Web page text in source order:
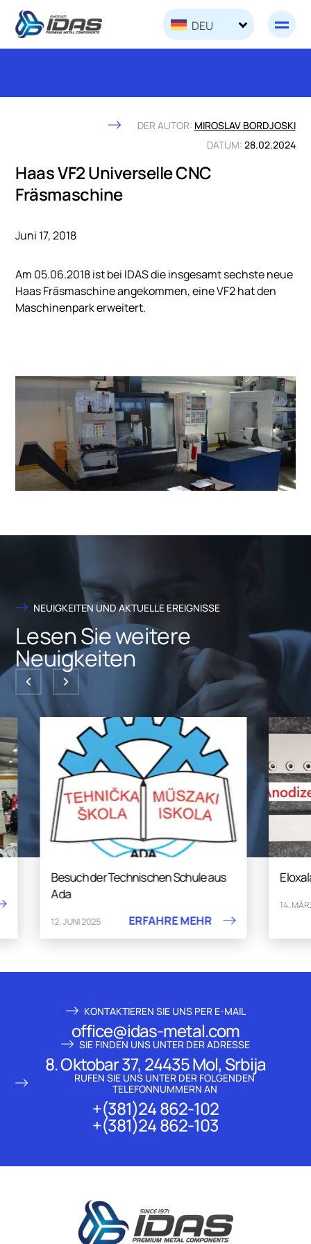
Skip to content
DEU
Haas VF2 Universelle CNC
Fräsmaschine
DER AUTOR: MIROSLAV BORDJOSKI
DATUM: 28.02.2024
Juni 17, 2018
Am 05.06.2018 ist bei IDAS die insgesamt sechste neue
Haas Fräsmaschine angekommen, eine VF2 hat den
Maschinenpark erweitert.
NEUIGKEITEN UND AKTUELLE EREIGNISSE
Lesen Sie weitere
Neuigkeiten
Besuch der Technischen Schule aus
12. JUNI 2025 ERFAHRE MEHR
14. MÄRZ 2025
KONTAKTIEREN SIE UNS PER E-MAIL
office@idas-metal.com
SIE FINDEN UNS UNTER DER ADRESSE
8. Oktobar 37, 24435 Mol, Srbija
RUFEN SIE UNS UNTER DER FOLGENDEN
TELEFONNUMMERN AN
+(381)24 862-102
+(381)24 862-103